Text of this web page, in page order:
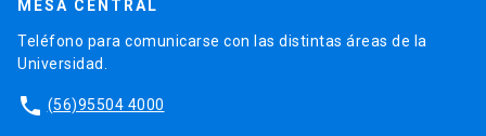
MESA CENTRAL
Teléfono para comunicarse con las distintas áreas de la
Universidad.
phone (56)95504 4000